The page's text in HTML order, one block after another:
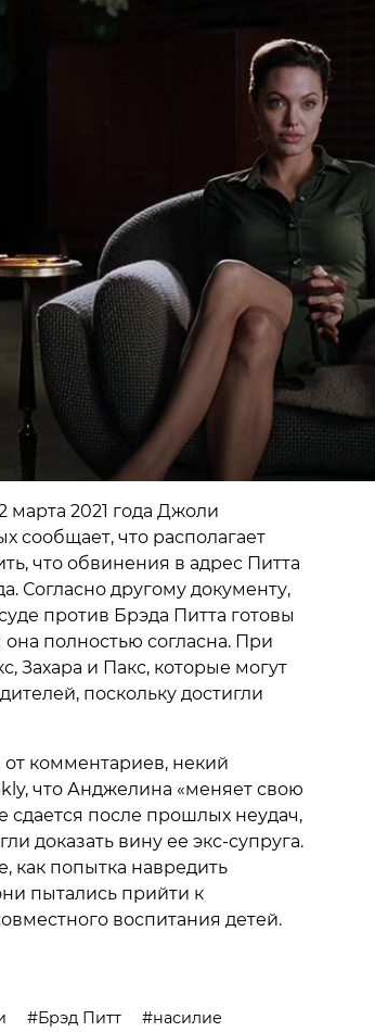
марта 2021 года Джоли
сообщает, что располагает
что обвинения в адрес Питта
Согласно другому документу,
против Брэда Питта готовы
полностью согласна. При
Захара и Пакс, которые могут
поскольку достигли
комментариев, некий
что Анджелина «меняет свою
сдается после прошлых неудач,
доказать вину ее экс-супруга.
как попытка навредить
пытались прийти к
воспитания детей.
Брэд Питт
насилие